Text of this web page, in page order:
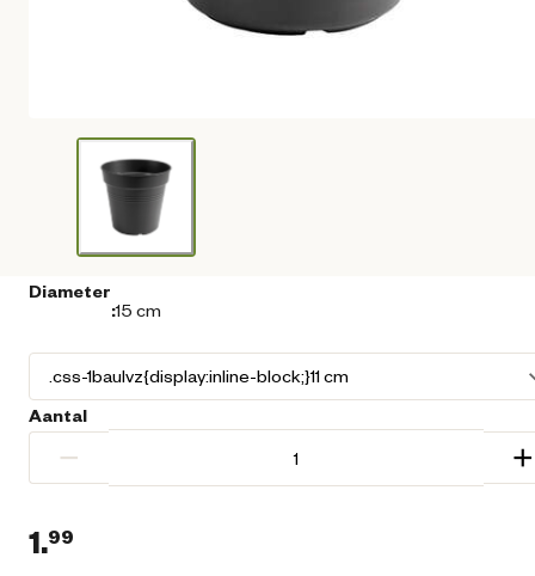
Diameter
:15 cm
Aantal
− +
1.99